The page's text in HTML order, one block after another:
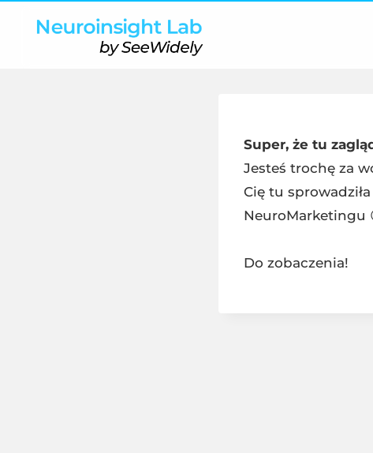
Super, że tu
Jesteś trochę za
Cię tu
NeuroMarketingu
Do zobaczenia!